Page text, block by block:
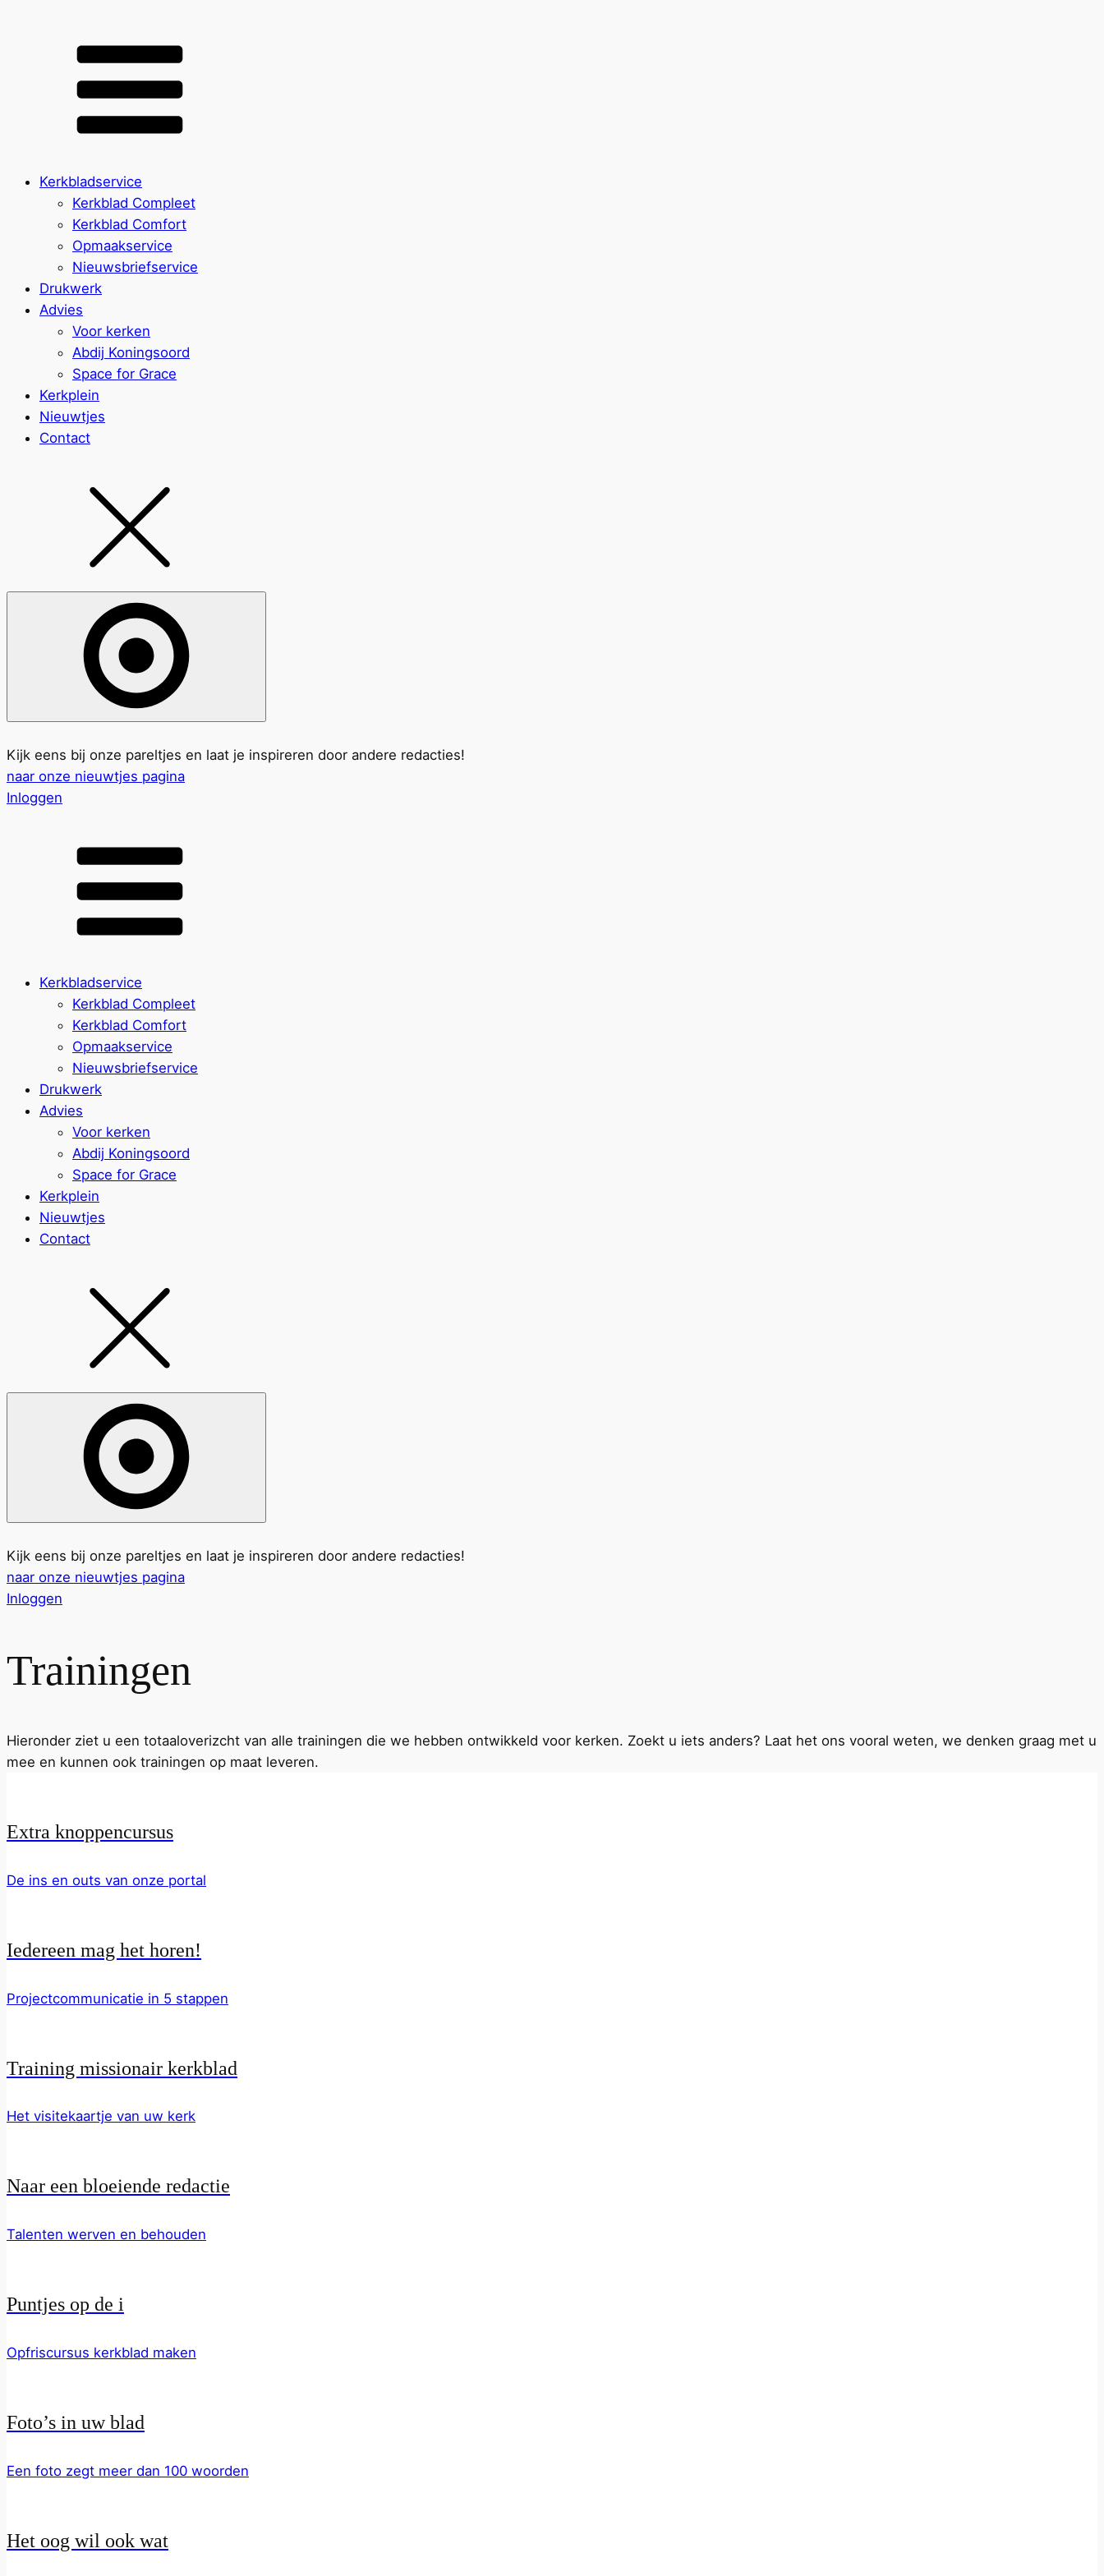
Kerkbladservice
Kerkblad Compleet
Kerkblad Comfort
Opmaakservice
Nieuwsbriefservice
Drukwerk
Advies
Voor kerken
Abdij Koningsoord
Space for Grace
Kerkplein
Nieuwtjes
Contact
Kijk eens bij onze pareltjes en laat je inspireren door andere redacties!
naar onze nieuwtjes pagina
Inloggen
Kerkbladservice
Kerkblad Compleet
Kerkblad Comfort
Opmaakservice
Nieuwsbriefservice
Drukwerk
Advies
Voor kerken
Abdij Koningsoord
Space for Grace
Kerkplein
Nieuwtjes
Contact
Kijk eens bij onze pareltjes en laat je inspireren door andere redacties!
naar onze nieuwtjes pagina
Inloggen
Trainingen
Hieronder ziet u een totaaloverizcht van alle trainingen die we hebben ontwikkeld voor kerken. Zoekt u iets anders? Laat het ons vooral weten, we denken graag met u
mee en kunnen ook trainingen op maat leveren.
Extra knoppencursus
De ins en outs van onze portal
Iedereen mag het horen!
Projectcommunicatie in 5 stappen
Training missionair kerkblad
Het visitekaartje van uw kerk
Naar een bloeiende redactie
Talenten werven en behouden
Puntjes op de i
Opfriscursus kerkblad maken
Foto’s in uw blad
Een foto zegt meer dan 100 woorden
Het oog wil ook wat